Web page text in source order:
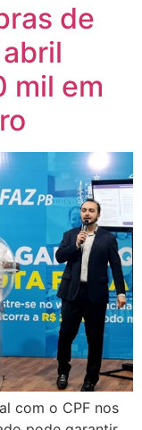
de
mil em
com o CPF nos